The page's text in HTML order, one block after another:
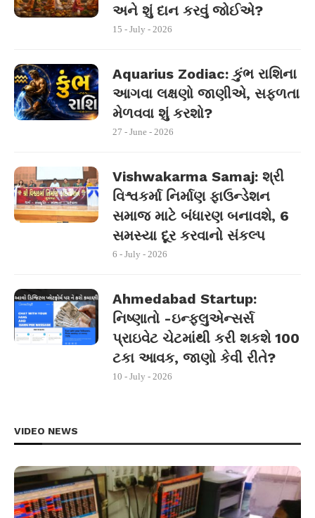
અને શું દાન કરવું જોઈએ?
15 - July - 2026
Aquarius Zodiac: કુંભ રાશિના
આગવા લક્ષણો જાણીએ, સફળતા
મેળવવા શું કરશો?
27 - June - 2026
Vishwakarma Samaj: શ્રી
વિશ્વકર્મા નિર્માણ ફાઉન્ડેશન
સમાજ માટે બંધારણ બનાવશે, 6
સમસ્યા દૂર કરવાનો સંકલ્પ
6 - July - 2026
Ahmedabad Startup:
નિષ્ણાતો -ઇન્ફ્લુએન્સર્સ
પ્રાઇવેટ ચેટમાંથી કરી શકશે 100
ટકા આવક, જાણો કેવી રીતે?
10 - July - 2026
VIDEO NEWS